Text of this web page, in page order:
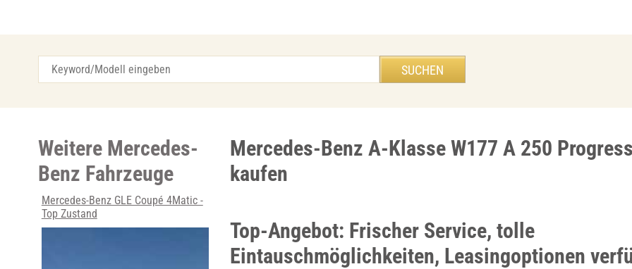
Mercedes-Benz A-Klasse W177 A 250
kaufen
Top-Angebot: Frischer Service, tolle
Eintauschmöglichkeiten, Leasingoptionen
Weitere Mercedes-
Benz Fahrzeuge
Mercedes-Benz GLE Coupé 4Matic -
Top Zustand